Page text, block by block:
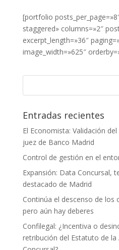
[portfolio
staggered» columns=»2″
excerpt_length=»36″
image_width=»625″
Entradas recientes
El Economista: Validación
juez de Banco Madrid
Control de gestión en el
Expansión: Data Concursal,
destacado de Madrid
Continúa el descenso de los
pero aún hay deberes
Confilegal: ¿Incentiva o
retribución del Estatuto de la